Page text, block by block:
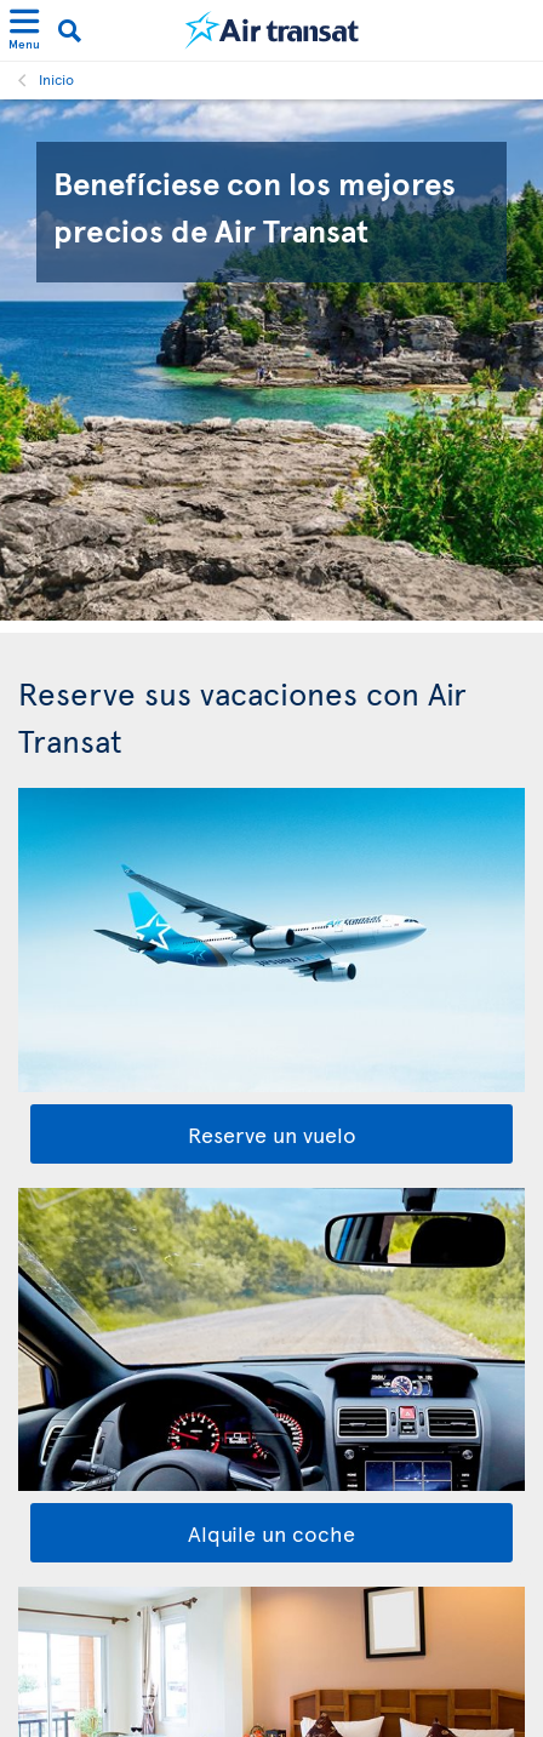
Menu
Inicio
Benefíciese con los mejores
precios de Air Transat
Reserve sus vacaciones con Air
Transat
Reserve un vuelo
Alquile un coche